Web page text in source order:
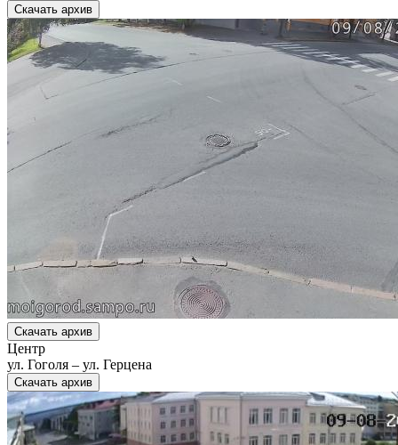
Скачать архив
Скачать архив
Центр
ул. Гоголя – ул. Герцена
Скачать архив